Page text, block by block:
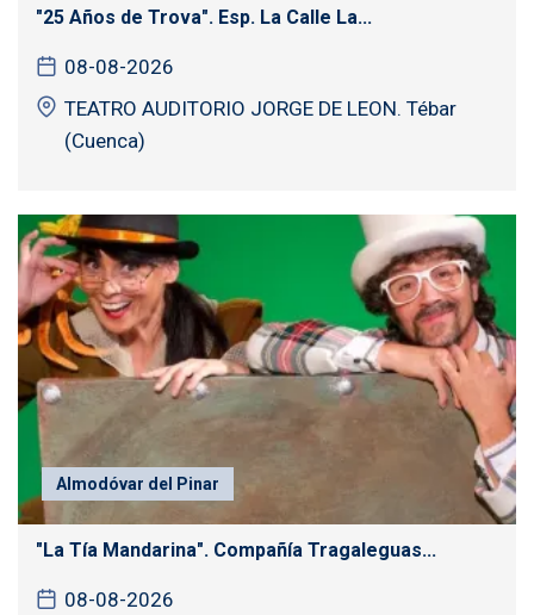
"25 Años de Trova". Esp. La Calle La...
08-08-2026
TEATRO AUDITORIO JORGE DE LEON. Tébar
(Cuenca)
Almodóvar del Pinar
"La Tía Mandarina". Compañía Tragaleguas...
08-08-2026